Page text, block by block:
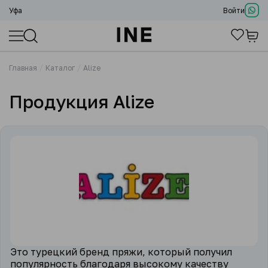
Уфа Войти
Главная Каталог Alize
Продукция Alize
Это турецкий бренд пряжи, который получил
популярность благодаря высокому качеству